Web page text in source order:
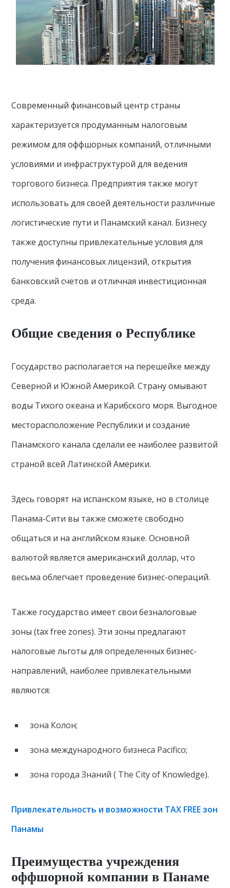
Современный финансовый центр страны
характеризуется продуманным налоговым
режимом для оффшорных компаний, отличными
условиями и инфраструктурой для ведения
торгового бизнеса. Предприятия также могут
использовать для своей деятельности различные
логистические пути и Панамский канал. Бизнесу
также доступны привлекательные условия для
получения финансовых лицензий, открытия
банковский счетов и отличная инвестиционная
среда.
Общие сведения о Республике
Государство располагается на перешейке между
Северной и Южной Америкой. Страну омывают
воды Тихого океана и Карибского моря. Выгодное
месторасположение Республики и создание
Панамского канала сделали ее наиболее развитой
страной всей Латинской Америки.
Здесь говорят на испанском языке, но в столице
Панама-Сити вы также сможете свободно
общаться и на английском языке. Основной
валютой является американский доллар, что
весьма облегчает проведение бизнес-операций.
Также государство имеет свои безналоговые
зоны (tax free zones). Эти зоны предлагают
налоговые льготы для определенных бизнес-
направлений, наиболее привлекательными
являются:
зона Колон;
зона международного бизнеса Pаcifico;
зона города Знаний ( The City of Knowledge).
Привлекательность и возможности TAX FREE зон
Панамы
Преимущества учреждения
оффшорной компании в Панаме